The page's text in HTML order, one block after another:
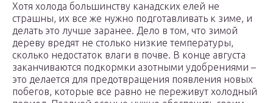
Хотя холода большинству канадских елей не
страшны, их все же нужно подготавливать к зиме, и
делать это лучше заранее. Дело в том, что зимой
дереву вредят не столько низкие температуры,
сколько недостаток влаги в почве. В конце августа
заканчиваются подкормки азотными удобрениями –
это делается для предотвращения появления новых
побегов, которые все равно не переживут холодный